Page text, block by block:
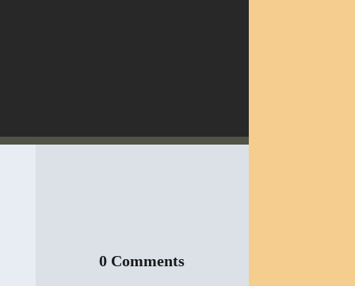
0 Comments